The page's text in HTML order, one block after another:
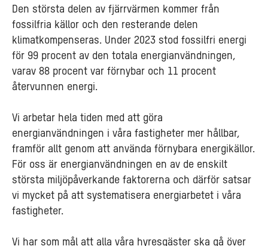
Den största delen av fjärrvärmen kommer från
fossilfria källor och den resterande delen
klimatkompenseras. Under 2023 stod fossilfri energi
för 99 procent av den totala energianvändningen,
varav 88 procent var förnybar och 11 procent
återvunnen energi.
Vi arbetar hela tiden med att göra
energianvändningen i våra fastigheter mer hållbar,
framför allt genom att använda förnybara energikällor.
För oss är energianvändningen en av de enskilt
största miljöpåverkande faktorerna och därför satsar
vi mycket på att systematisera energiarbetet i våra
fastigheter.
Vi har som mål att alla våra hyresgäster ska gå över